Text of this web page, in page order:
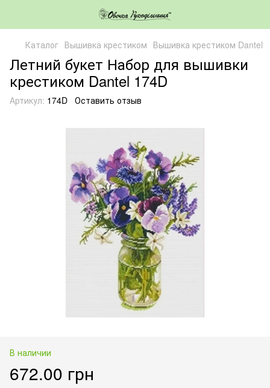
Каталог Вышивка крестиком Вышивка крестиком Dantel
Летний букет Набор для вышивки
крестиком Dantel 174D
Артикул: 174D Оставить отзыв
В наличии
672.00 грн